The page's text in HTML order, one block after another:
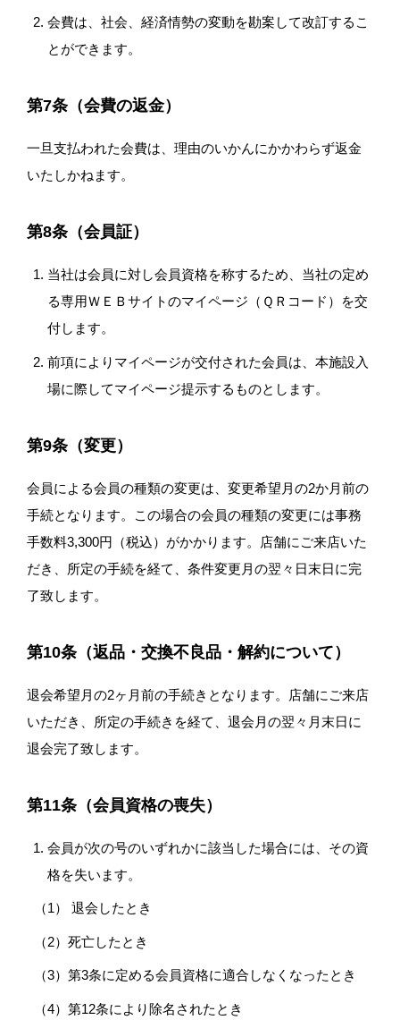
会費は、社会、経済情勢の変動を勘案して改訂するこ
とができます。
第7条（会費の返金）
一旦支払われた会費は、理由のいかんにかかわらず返金
いたしかねます。
第8条（会員証）
当社は会員に対し会員資格を称するため、当社の定め
る専用ＷＥＢサイトのマイページ（ＱＲコード）を交
付します。
前項によりマイページが交付された会員は、本施設入
場に際してマイページ提示するものとします。
第9条（変更）
会員による会員の種類の変更は、変更希望月の2か月前の
手続となります。この場合の会員の種類の変更には事務
手数料3,300円（税込）がかかります。店舗にご来店いた
だき、所定の手続を経て、条件変更月の翌々日末日に完
了致します。
第10条（返品・交換不良品・解約について）
退会希望月の2ヶ月前の手続きとなります。店舗にご来店
いただき、所定の手続きを経て、退会月の翌々月末日に
退会完了致します。
第11条（会員資格の喪失）
会員が次の号のいずれかに該当した場合には、その資
格を失います。
退会したとき
死亡したとき
第3条に定める会員資格に適合しなくなったとき
第12条により除名されたとき